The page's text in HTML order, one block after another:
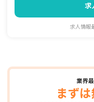
求
求人情報
業界
まず